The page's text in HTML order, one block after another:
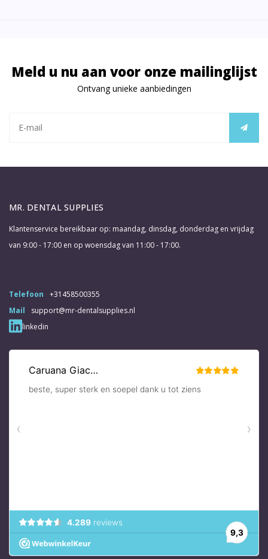
Meld u nu aan voor onze mailinglijst
Ontvang unieke aanbiedingen
MR. DENTAL SUPPLIES
Klantenservice bereikbaar op: maandag, dinsdag, donderdag en vrijdag
van 9:00 - 17:00 en op woensdag van 11:00 - 17:00.
Telefoon
+31458500355
Mail
support@mr-dentalsupplies.nl
linkedin